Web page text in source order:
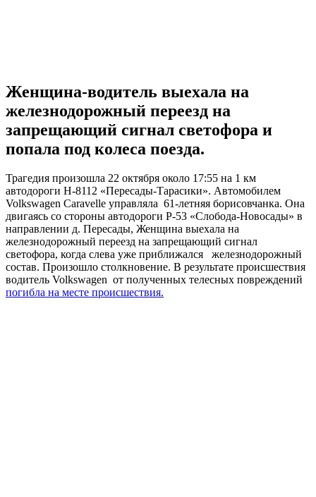
Женщина-водитель выехала на
железнодорожный переезд на
запрещающий сигнал светофора и
попала под колеса поезда.
Трагедия произошла 22 октября около 17:55 на 1 км
автодороги Н-8112 «Пересады-Тарасики». Автомобилем
Volkswagen Caravelle управляла 61-летняя борисовчанка. Она
двигаясь со стороны автодороги Р-53 «Слобода-Новосады» в
направлении д. Пересады, Женщина выехала на
железнодорожный переезд на запрещающий сигнал
светофора, когда слева уже приближался железнодорожный
состав. Произошло столкновение. В результате происшествия
водитель Volkswagen от полученных телесных повреждений
погибла на месте происшествия.